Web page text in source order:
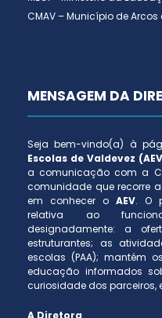
CMAV – Município de Arcos
MENSAGEM DA
Seja bem-vindo(a) à
Escolas de Valdevez
a comunicação com a
comunidade que recorre
em conhecer o AEV. O
relativa ao
designadamente: a
estruturantes; as
escolas (PAA); mantém
educação informados
curiosidade dos parceiros,
A Diretora